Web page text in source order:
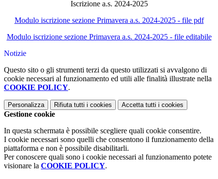
Iscrizione a.s. 2024-2025
Modulo iscrizione sezione Primavera a.s. 2024-2025 - file pdf
Modulo iscrizione sezione Primavera a.s. 2024-2025 - file editabile
Notizie
Questo sito o gli strumenti terzi da questo utilizzati si avvalgono di
cookie necessari al funzionamento ed utili alle finalità illustrate nella
COOKIE POLICY.
Personalizza Rifiuta tutti i cookies Accetta tutti i cookies
Gestione cookie
In questa schermata è possibile scegliere quali cookie consentire.
I cookie necessari sono quelli che consentono il funzionamento della
piattaforma e non è possibile disabilitarli.
Per conoscere quali sono i cookie necessari al funzionamento potete
visionare la COOKIE POLICY.